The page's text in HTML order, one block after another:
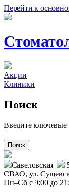
Перейти к
Акции
Клиники
Поиск
Введите ключевые
Савеловская
СВАО, ул.
Пн–Сб с 9:00 до